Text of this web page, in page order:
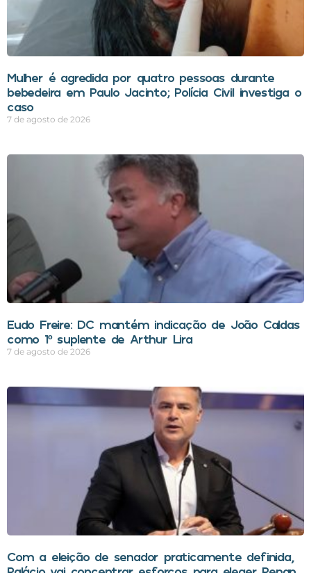
Mulher é agredida por quatro pessoas durante
bebedeira em Paulo Jacinto; Polícia Civil investiga o
caso
7 de agosto de 2026
Eudo Freire: DC mantém indicação de João Caldas
como 1º suplente de Arthur Lira
7 de agosto de 2026
Com a eleição de senador praticamente definida,